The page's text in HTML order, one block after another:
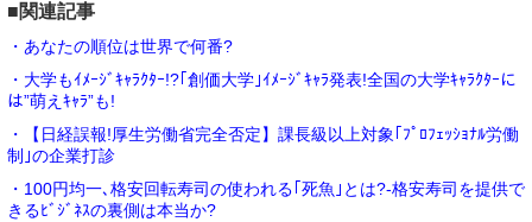
■関連記事
・あなたの順位は世界で何番?
・大学もｲﾒｰｼﾞｷｬﾗｸﾀｰ!?｢創価大学｣ｲﾒｰｼﾞｷｬﾗ発表!全国の大学ｷｬﾗｸﾀｰに
は”萌えｷｬﾗ”も!
・【日経誤報!厚生労働省完全否定】課長級以上対象｢ﾌﾟﾛﾌｪｯｼｮﾅﾙ労働
制｣の企業打診
・100円均一､格安回転寿司の使われる｢死魚｣とは?-格安寿司を提供で
きるﾋﾞｼﾞﾈｽの裏側は本当か?